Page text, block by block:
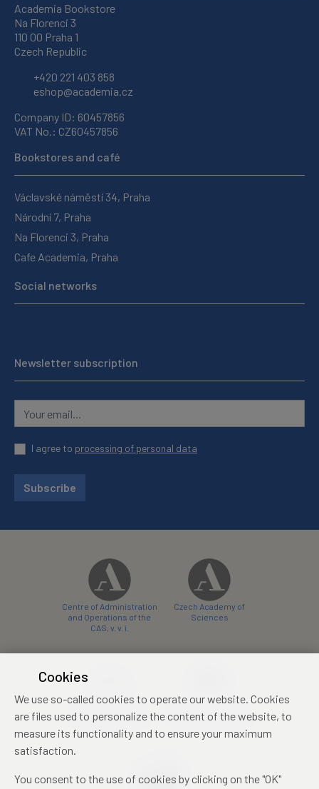
Academia Bookstore
Na Florenci 3
110 00 Praha 1
Czech Republic
+420 221 403 858
eshop@academia.cz
Company ID: 60457856
VAT No.: CZ60457856
Bookstores and café
Václavské náměstí 34, Praha
Národní 7, Praha
Na Florenci 3, Praha
Cafe Academia, Praha
Social networks
Newsletter subscription
I agree to processing of personal data
Subscribe
Centre of Administration
and Operations of the
CAS, v. v. i.
Czech Academy of
Sciences
conference centre
konferenční centrum
Cookies
We use so-called cookies to operate our website. Cookies
are files used to personalize the content of the website, to
measure its functionality and to ensure your maximum
satisfaction.
You consent to the use of cookies by clicking on the "OK"